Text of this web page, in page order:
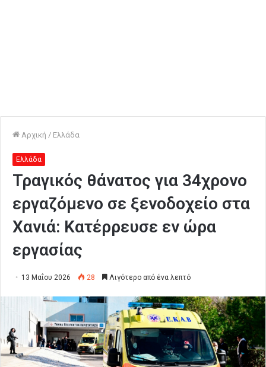
Αρχική / Ελλάδα
Ελλάδα
Τραγικός θάνατος για 34χρονο
εργαζόμενο σε ξενοδοχείο στα
Χανιά: Κατέρρευσε εν ώρα
εργασίας
13 Μαΐου 2026 28 Λιγότερο από ένα λεπτό